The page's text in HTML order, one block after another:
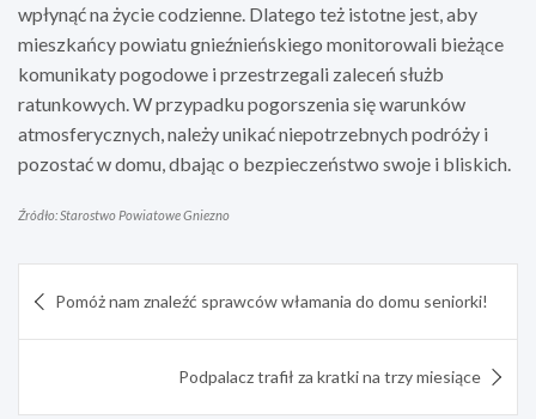
wpłynąć na życie codzienne. Dlatego też istotne jest, aby
mieszkańcy powiatu gnieźnieńskiego monitorowali bieżące
komunikaty pogodowe i przestrzegali zaleceń służb
ratunkowych. W przypadku pogorszenia się warunków
atmosferycznych, należy unikać niepotrzebnych podróży i
pozostać w domu, dbając o bezpieczeństwo swoje i bliskich.
Źródło: Starostwo Powiatowe Gniezno
wpisu
Pomóż nam znaleźć sprawców włamania do domu seniorki!
Podpalacz trafił za kratki na trzy miesiące